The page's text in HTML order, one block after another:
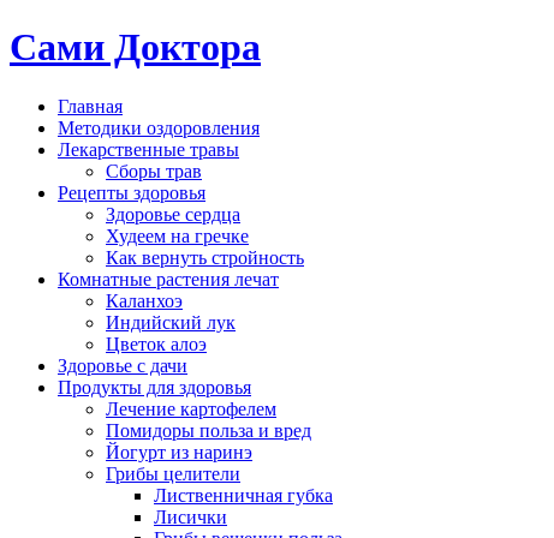
Сами Доктора
Главная
Методики оздоровления
Лекарственные травы
Сборы трав
Рецепты здоровья
Здоровье сердца
Худеем на гречке
Как вернуть стройность
Комнатные растения лечат
Каланхоэ
Индийский лук
Цветок алоэ
Здоровье с дачи
Продукты для здоровья
Лечение картофелем
Помидоры польза и вред
Йогурт из наринэ
Грибы целители
Лиственничная губка
Лисички